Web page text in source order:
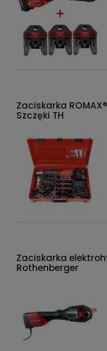
Zaciskarka
Szczęki TH
Zaciskarka
Rothenberger